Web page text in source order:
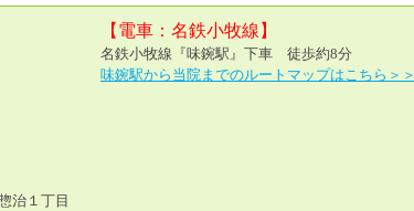
治１丁目
【電車：名鉄小牧線】
名鉄小牧線『味鋺駅』下車 徒歩約8分
味鋺駅から当院までのルートマップはこちら＞＞